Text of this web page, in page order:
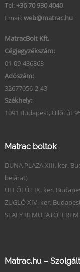
Tel: +36 70 930 4040
Email: web@matrac.hu
MatracBolt Kft.
Cégjegyzékszám:
01-09-436863
Adószám:
32677056-2-43
Székhely:
1091 Budapest, Üllői út
Matrac boltok
DUNA PLAZA XIII. ker.
bejárat)
ÜLLŐI ÚT IX. ker.
ZUGLÓ XIV. ker.
SEALY
Matrac.hu –